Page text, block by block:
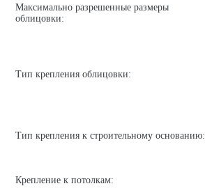
Максимально разрешенные размеры
облицовки:
Тип крепления облицовки:
Тип крепления к строительному основанию:
Крепление к потолкам: